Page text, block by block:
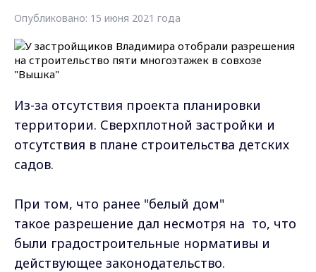
Опубликовано: 15 июня 2021 года
Из-за отсутствия проекта планировки
территории. Сверхплотной застройки и
отсутствия в плане строительства детских
садов.
При том, что ранее "белый дом"
такое разрешение дал несмотря на то, что
были градостроительные нормативы и
действующее законодательство.